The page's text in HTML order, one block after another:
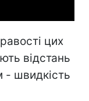
цих
відстань
- швидкість